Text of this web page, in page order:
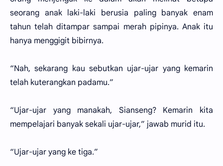
seorang anak laki-laki berusia paling banyak enam
tahun telah ditampar sampai merah pipinya. Anak itu
hanya menggigit bibirnya.
“Nah, sekarang kau sebutkan ujar-ujar yang kemarin
telah kuterangkan padamu.”
“Ujar-ujar yang manakah, Sianseng? Kemarin kita
mempelajari banyak sekali ujar-ujar,” jawab murid itu.
“Ujar-ujar yang ke tiga.”